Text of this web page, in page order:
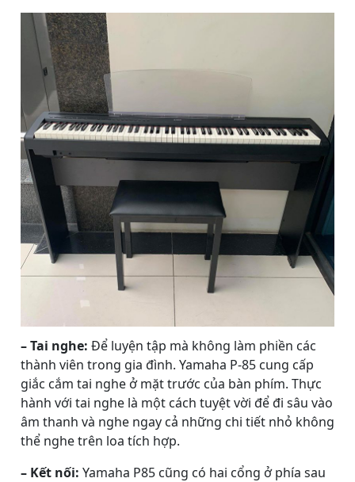
– Tai nghe: Để luyện tập mà không làm phiền các
thành viên trong gia đình. Yamaha P-85 cung cấp
giắc cắm tai nghe ở mặt trước của bàn phím. Thực
hành với tai nghe là một cách tuyệt vời để đi sâu vào
âm thanh và nghe ngay cả những chi tiết nhỏ không
thể nghe trên loa tích hợp.
– Kết nối: Yamaha P85 cũng có hai cổng ở phía sau